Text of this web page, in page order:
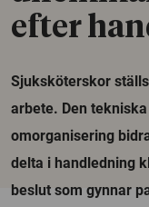
efter
Sjuksköterskor
arbete. Den
omorganisering
delta i handledning
beslut som gynnar